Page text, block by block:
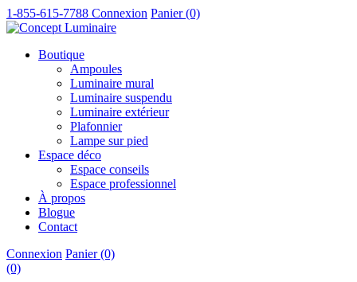
1-855-615-7788 Connexion Panier (0)
Boutique
Ampoules
Luminaire mural
Luminaire suspendu
Luminaire extérieur
Plafonnier
Lampe sur pied
Espace déco
Espace conseils
Espace professionnel
À propos
Blogue
Contact
Connexion Panier (0)
(0)